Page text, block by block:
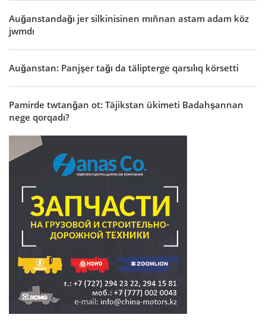
Auğanstandağı jer silkinisinen mıñnan astam adam köz
jwmdı
Auğanstan: Panjşer tağı da tälipterge qarsılıq körsetti
Pamirde twtanğan ot: Täjikstan ükimeti Badahşannan
nege qorqadı?